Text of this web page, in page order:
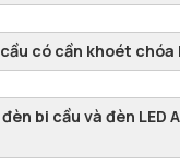
có cần khoét chóa
bi cầu và đèn LED